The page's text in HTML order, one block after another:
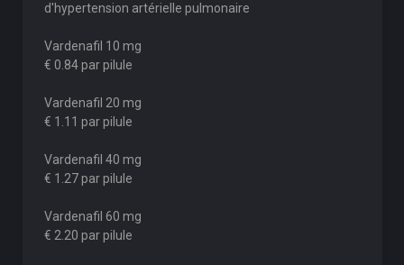
d'hypertension artérielle pulmonaire
Vardenafil 10 mg
€ 0.84 par pilule
Vardenafil 20 mg
€ 1.11 par pilule
Vardenafil 40 mg
€ 1.27 par pilule
Vardenafil 60 mg
€ 2.20 par pilule